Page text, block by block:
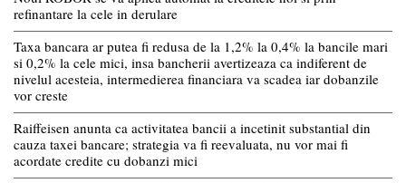
refinantare la cele in derulare
Taxa bancara ar putea fi redusa de la 1,2% la 0,4% la bancile mari
si 0,2% la cele mici, insa bancherii avertizeaza ca indiferent de
nivelul acesteia, intermedierea financiara va scadea iar dobanzile
vor creste
Raiffeisen anunta ca activitatea bancii a incetinit substantial din
cauza taxei bancare; strategia va fi reevaluata, nu vor mai fi
acordate credite cu dobanzi mici